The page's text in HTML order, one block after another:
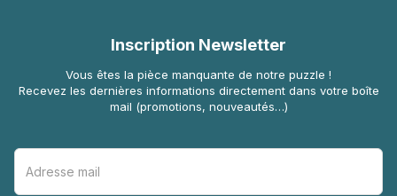
Inscription Newsletter
Vous êtes la pièce manquante de notre puzzle !
Recevez les dernières informations directement dans votre boîte
mail (promotions, nouveautés…)